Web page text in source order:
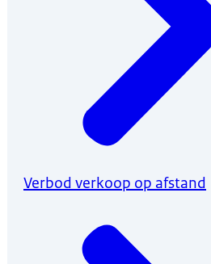
Verbod verkoop op afstand